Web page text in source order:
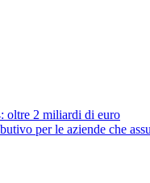
oltre 2 miliardi di euro
per le aziende che